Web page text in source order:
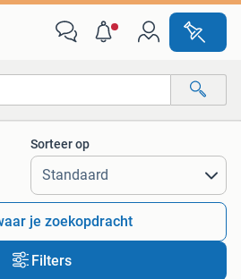
afstanden…
Sorteer op
je zoekopdracht
Filters